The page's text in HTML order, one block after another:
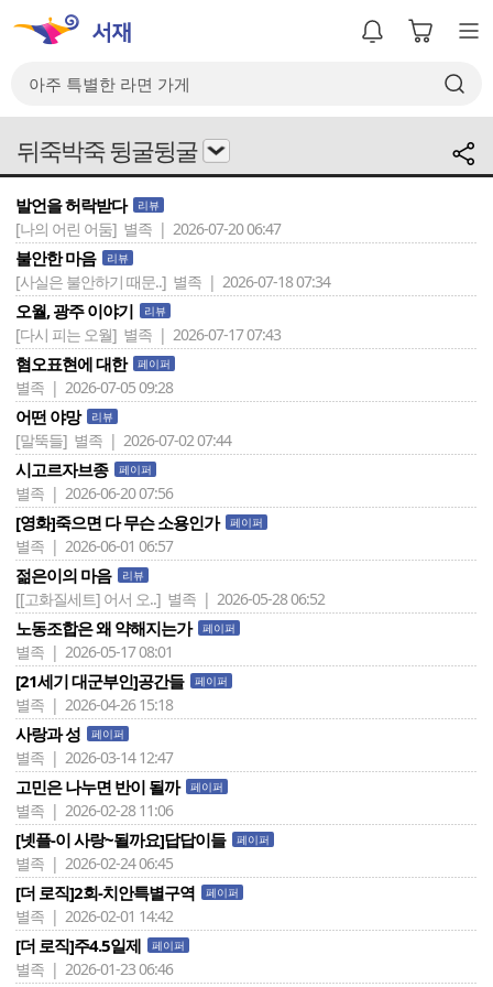
뒤죽박죽 뒹굴뒹굴
발언을 허락받다 리뷰
[나의 어린 어둠] 별족 | 2026-07-20 06:47
불안한 마음 리뷰
[사실은 불안하기 때문..] 별족 | 2026-07-18 07:34
오월, 광주 이야기 리뷰
[다시 피는 오월] 별족 | 2026-07-17 07:43
혐오표현에 대한 페이퍼
별족 | 2026-07-05 09:28
어떤 야망 리뷰
[말뚝들] 별족 | 2026-07-02 07:44
시고르자브종 페이퍼
별족 | 2026-06-20 07:56
[영화]죽으면 다 무슨 소용인가 페이퍼
별족 | 2026-06-01 06:57
젊은이의 마음 리뷰
[[고화질세트] 어서 오..] 별족 | 2026-05-28 06:52
노동조합은 왜 약해지는가 페이퍼
별족 | 2026-05-17 08:01
[21세기 대군부인]공간들 페이퍼
별족 | 2026-04-26 15:18
사랑과 성 페이퍼
별족 | 2026-03-14 12:47
고민은 나누면 반이 될까 페이퍼
별족 | 2026-02-28 11:06
[넷플-이 사랑~될까요]답답이들 페이퍼
별족 | 2026-02-24 06:45
[더 로직]2회-치안특별구역 페이퍼
별족 | 2026-02-01 14:42
[더 로직]주4.5일제 페이퍼
별족 | 2026-01-23 06:46